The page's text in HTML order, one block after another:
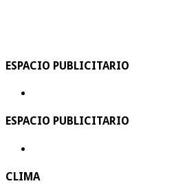
ESPACIO PUBLICITARIO
ESPACIO PUBLICITARIO
CLIMA